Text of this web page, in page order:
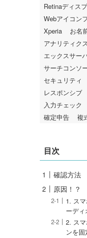
Retinaディス
Webアイコン
Xperia
お名
アナリティク
エックスサー
サーチコンソ
セキュリティ
レスポンシブ
入力チェック
確定申告
複
目次
確認方法
原因！？
1. ス
ーデ
2. ス
ンを